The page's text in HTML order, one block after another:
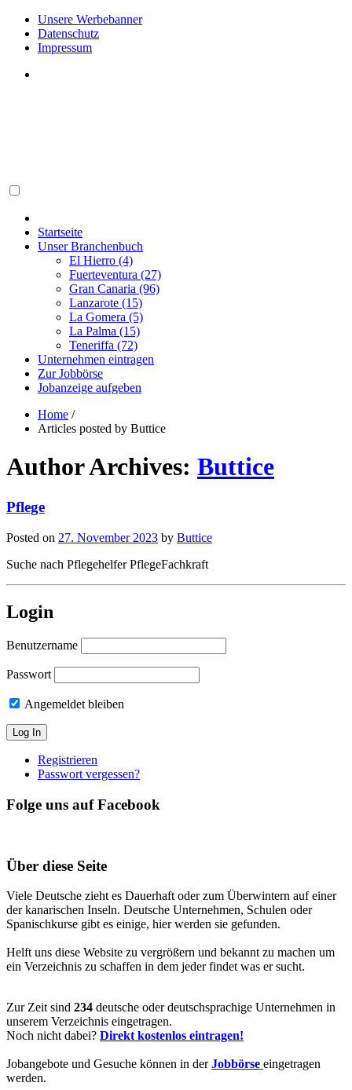
Unsere Werbebanner
Datenschutz
Impressum
Startseite
Unser Branchenbuch
El Hierro (4)
Fuerteventura (27)
Gran Canaria (96)
Lanzarote (15)
La Gomera (5)
La Palma (15)
Teneriffa (72)
Unternehmen eintragen
Zur Jobbörse
Jobanzeige aufgeben
Home /
Articles posted by Buttice
Author Archives: Buttice
Pflege
Posted on 27. November 2023 by Buttice
Suche nach Pflegehelfer PflegeFachkraft
Login
Benutzername
Passwort
Angemeldet bleiben
Registrieren
Passwort vergessen?
Folge uns auf Facebook
Über diese Seite
Viele Deutsche zieht es Dauerhaft oder zum Überwintern auf einer
der kanarischen Inseln. Deutsche Unternehmen, Schulen oder
Spanischkurse gibt es einige, hier werden sie gefunden.
Helft uns diese Website zu vergrößern und bekannt zu machen um
ein Verzeichnis zu schaffen in dem jeder findet was er sucht.
Zur Zeit sind 234 deutsche oder deutschsprachige Unternehmen in
unserem Verzeichnis eingetragen.
Noch nicht dabei? Direkt kostenlos eintragen!
Jobangebote und Gesuche können in derJobbörse eingetragen
werden.